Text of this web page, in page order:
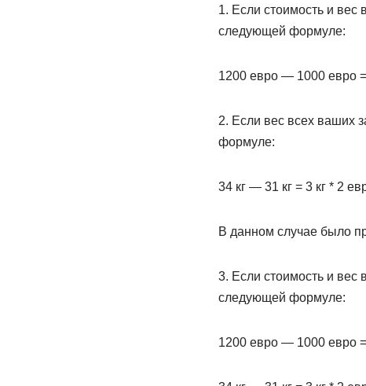
1. Если стоимость и вес
следующей формуле:
1200 евро — 1000 евро
2. Если вес всех ваших
формуле:
34 кг — 31 кг = 3 кг * 2
В данном случае было
3. Если стоимость и вес
следующей формуле:
1200 евро — 1000 евро